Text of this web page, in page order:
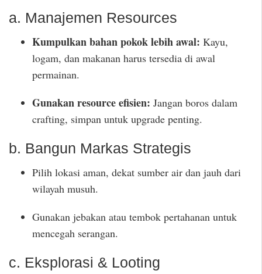
a. Manajemen Resources
Kumpulkan bahan pokok lebih awal: Kayu,
logam, dan makanan harus tersedia di awal
permainan.
Gunakan resource efisien: Jangan boros dalam
crafting, simpan untuk upgrade penting.
b. Bangun Markas Strategis
Pilih lokasi aman, dekat sumber air dan jauh dari
wilayah musuh.
Gunakan jebakan atau tembok pertahanan untuk
mencegah serangan.
c. Eksplorasi & Looting